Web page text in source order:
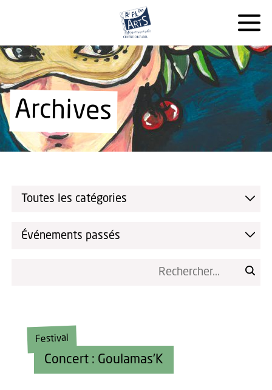
Archives
Toutes les catégories
Événements passés
Concert : Goulamas'K
Festival